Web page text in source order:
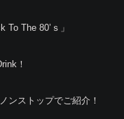
The 80’ｓ」
！
ンストップでご紹介！